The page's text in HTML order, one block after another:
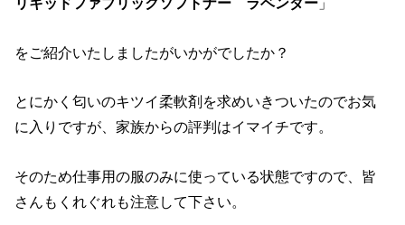
をご紹介いたしましたがいかがでしたか？
とにかく匂いのキツイ柔軟剤を求めいきついたのでお気
に入りですが、家族からの評判はイマイチです。
そのため仕事用の服のみに使っている状態ですので、皆
さんもくれぐれも注意して下さい。